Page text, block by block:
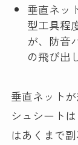
垂直ネッ
型工具程
が、防音
の飛び出
垂直ネット
シュシート
はあくまで